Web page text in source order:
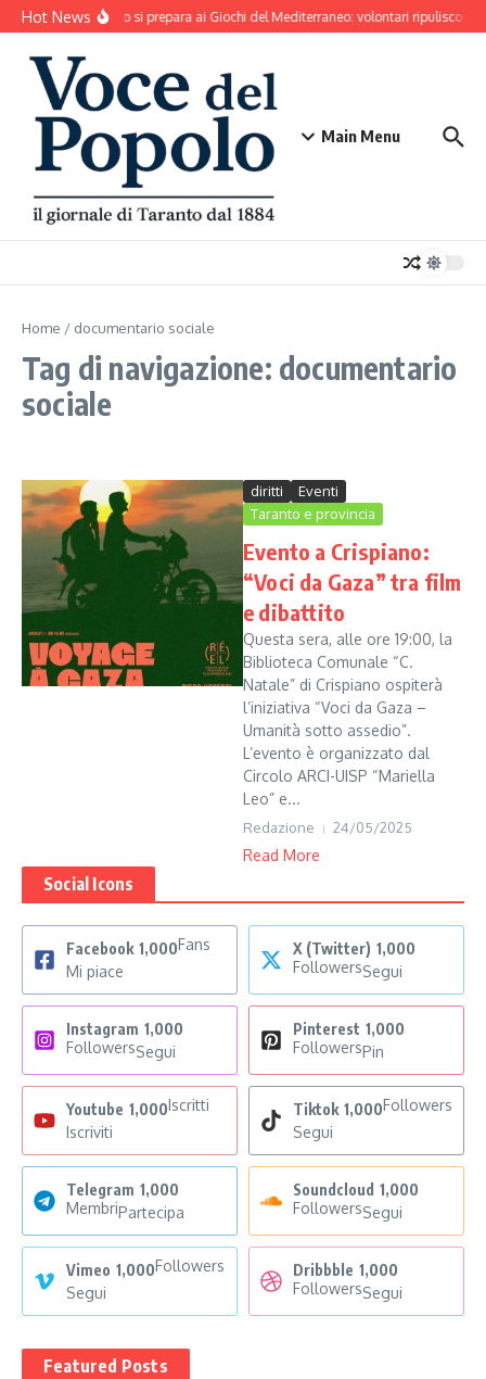
Salta al contenuto
Hot NewsTaranto si prepara ai Giochi del Mediterraneo: volontari ripuliscono
Main Menu
Home / documentario sociale
Tag di navigazione: documentario
sociale
diritti
Eventi
Taranto e provincia
Evento a Crispiano:
“Voci da Gaza” tra film
e dibattito
Questa sera, alle ore 19:00, la
Biblioteca Comunale “C.
Natale” di Crispiano ospiterà
l’iniziativa “Voci da Gaza –
Umanità sotto assedio”.
L’evento è organizzato dal
Circolo ARCI-UISP “Mariella
Leo” e...
Redazione 24/05/2025
Read More
Social Icons
Facebook 1,000Fans
Mi piace
X (Twitter) 1,000
FollowersSegui
Instagram 1,000
FollowersSegui
Pinterest 1,000
FollowersPin
Youtube 1,000Iscritti
Iscriviti
Tiktok 1,000Followers
Segui
Telegram 1,000
MembriPartecipa
Soundcloud 1,000
FollowersSegui
Vimeo 1,000Followers
Segui
Dribbble 1,000
FollowersSegui
Featured Posts